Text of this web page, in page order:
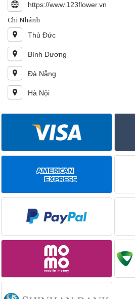
https://www.123flower.vn
Chi Nhánh
Thủ Đức
Bình Dương
Đà Nẵng
Hà Nội